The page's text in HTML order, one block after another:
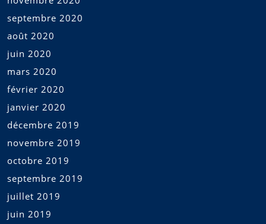
septembre 2020
août 2020
juin 2020
mars 2020
février 2020
janvier 2020
décembre 2019
novembre 2019
octobre 2019
septembre 2019
juillet 2019
juin 2019